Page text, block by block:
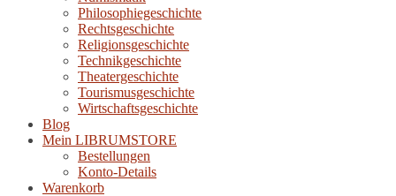
Philosophiegeschichte
Rechtsgeschichte
Religionsgeschichte
Technikgeschichte
Theatergeschichte
Tourismusgeschichte
Wirtschaftsgeschichte
Blog
Mein LIBRUMSTORE
Bestellungen
Konto-Details
Warenkorb